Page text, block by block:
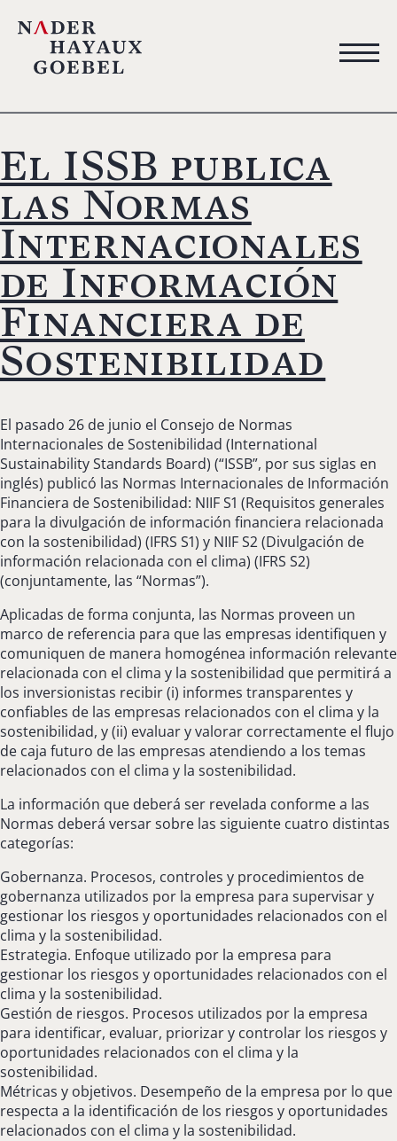
El ISSB publica
las Normas
Internacionales
de Información
Financiera de
Sostenibilidad
El pasado 26 de junio el Consejo de Normas
Internacionales de Sostenibilidad (International
Sustainability Standards Board) (“ISSB”, por sus siglas en
inglés) publicó las Normas Internacionales de Información
Financiera de Sostenibilidad: NIIF S1 (Requisitos generales
para la divulgación de información financiera relacionada
con la sostenibilidad) (IFRS S1) y NIIF S2 (Divulgación de
información relacionada con el clima) (IFRS S2)
(conjuntamente, las “Normas”).
Aplicadas de forma conjunta, las Normas proveen un
marco de referencia para que las empresas identifiquen y
comuniquen de manera homogénea información relevante
relacionada con el clima y la sostenibilidad que permitirá a
los inversionistas recibir (i) informes transparentes y
confiables de las empresas relacionados con el clima y la
sostenibilidad, y (ii) evaluar y valorar correctamente el flujo
de caja futuro de las empresas atendiendo a los temas
relacionados con el clima y la sostenibilidad.
La información que deberá ser revelada conforme a las
Normas deberá versar sobre las siguiente cuatro distintas
categorías:
Gobernanza. Procesos, controles y procedimientos de
gobernanza utilizados por la empresa para supervisar y
gestionar los riesgos y oportunidades relacionados con el
clima y la sostenibilidad.
Estrategia. Enfoque utilizado por la empresa para
gestionar los riesgos y oportunidades relacionados con el
clima y la sostenibilidad.
Gestión de riesgos. Procesos utilizados por la empresa
para identificar, evaluar, priorizar y controlar los riesgos y
oportunidades relacionados con el clima y la
sostenibilidad.
Métricas y objetivos. Desempeño de la empresa por lo que
respecta a la identificación de los riesgos y oportunidades
relacionados con el clima y la sostenibilidad.